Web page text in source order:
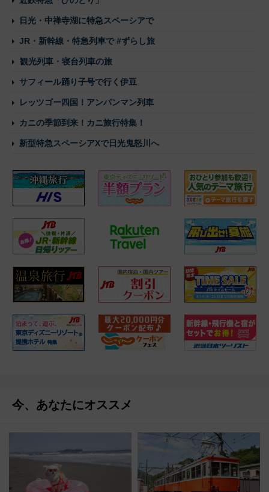
日光・中禅寺湖に特急スペーシアで
JR・新幹線・特急列車で #ずらし旅
観光列車・寝台列車の旅
サフィール踊り子号で行く伊豆
レッツゴー四国！アンパンマン列車
カニの季節到来！カニ旅行特集！
新型特急スペーシアXで日光鬼怒川へ
今、あなたにオススメ